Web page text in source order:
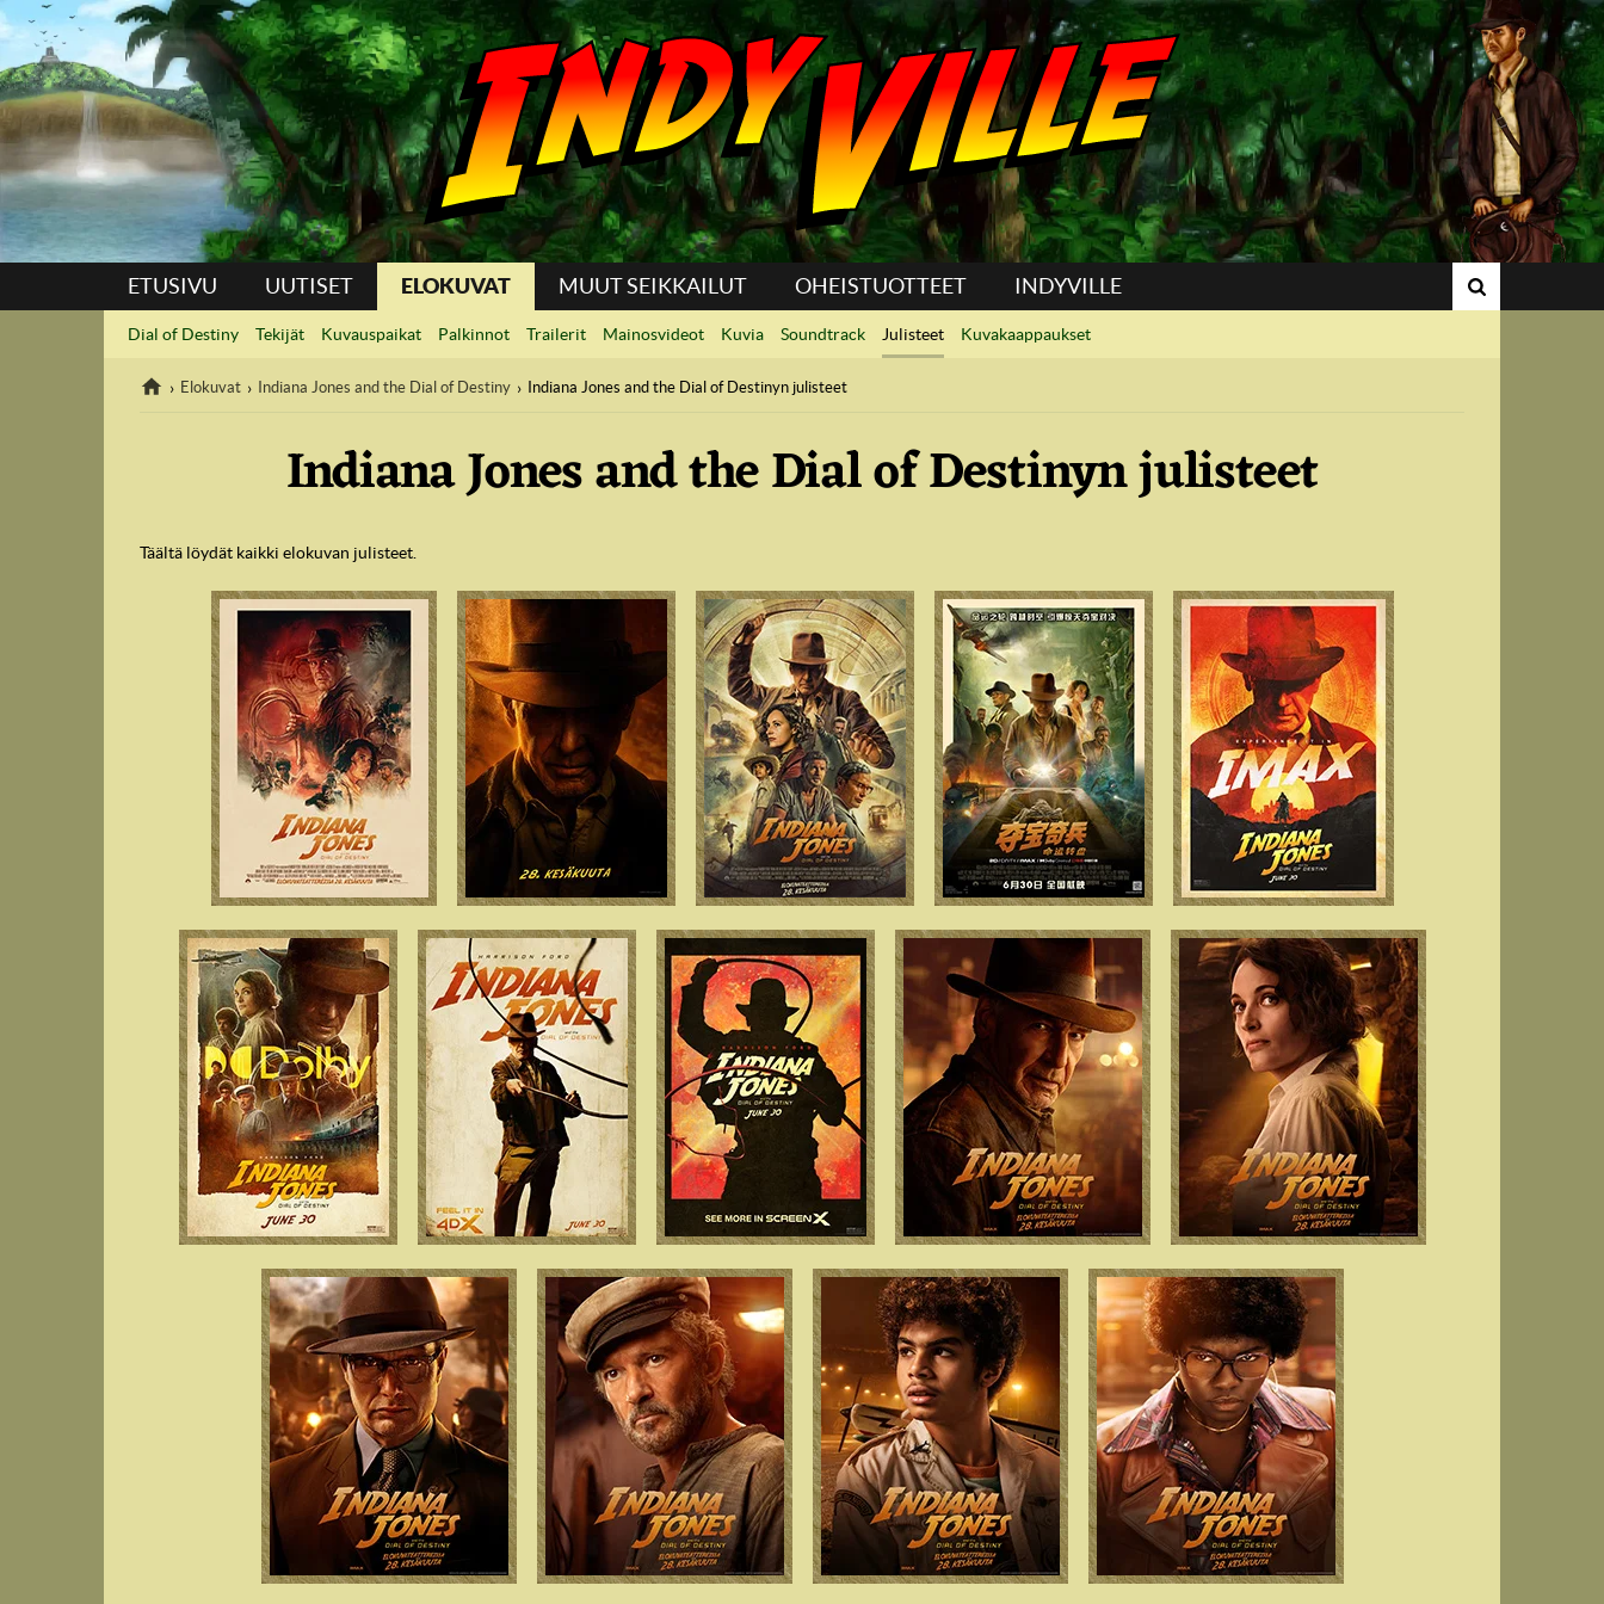
Suoraan sisältöön
ETUSIVU UUTISET ELOKUVAT MUUT SEIKKAILUT OHEISTUOTTEET INDYVILLE
Dial of Destiny Tekijät Kuvauspaikat Palkinnot Trailerit Mainosvideot Kuvia Soundtrack Julisteet Kuvakaappaukset
Elokuvat Indiana Jones and the Dial of Destiny Indiana Jones and the Dial of Destinyn julisteet
Indiana Jones and the Dial of Destinyn julisteet
Täältä löydät kaikki elokuvan julisteet.